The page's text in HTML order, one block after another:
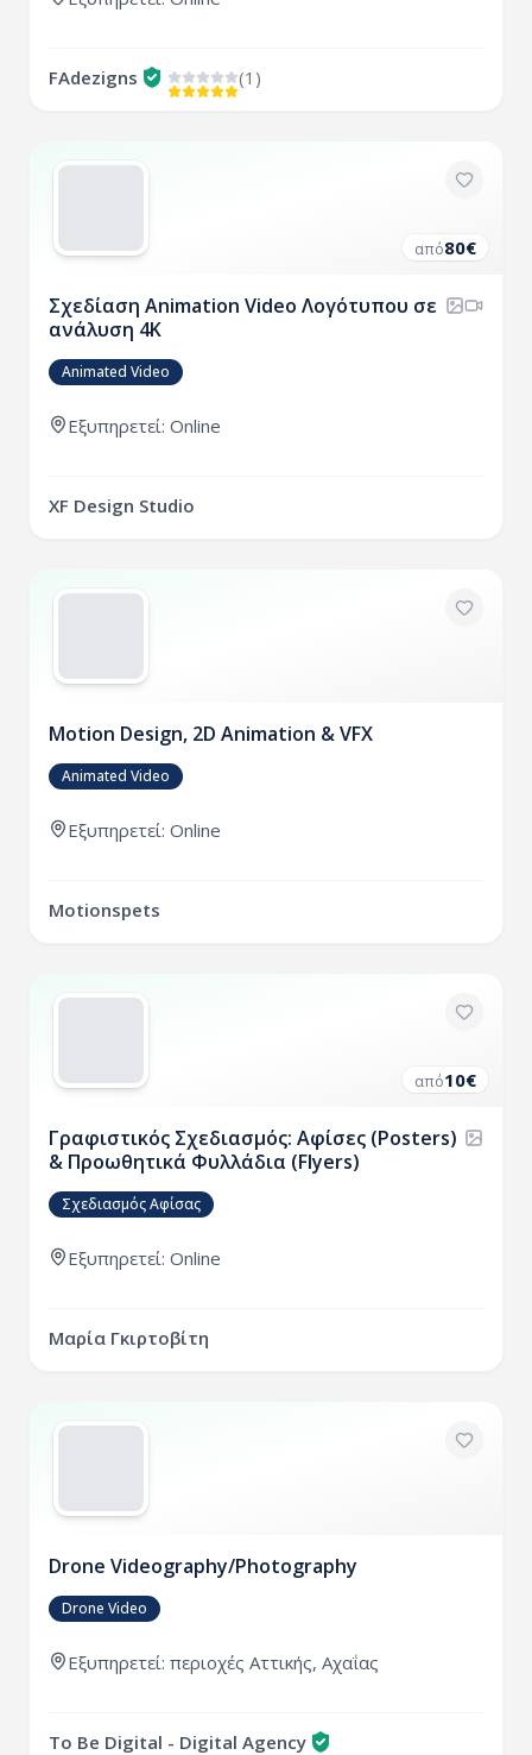
FAdezigns (1)
από80€
Σχεδίαση Animation Video Λογότυπου σε
ανάλυση 4Κ
Animated Video
Εξυπηρετεί: Online
XF Design Studio
Motion Design, 2D Animation & VFX
Animated Video
Εξυπηρετεί: Online
Motionspets
από10€
Γραφιστικός Σχεδιασμός: Αφίσες (Posters)
& Προωθητικά Φυλλάδια (Flyers)
Σχεδιασμός Αφίσας
Εξυπηρετεί: Online
Μαρία Γκιρτοβίτη
Drone Videography/Photography
Drone Video
Εξυπηρετεί: περιοχές Αττικής, Αχαΐας
To Be Digital - Digital Agency